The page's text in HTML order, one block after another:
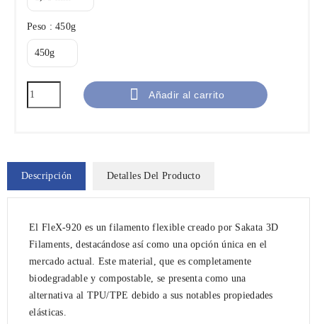
Peso : 450g
 Añadir al carrito
Descripción Detalles Del Producto
El FleX-920 es un filamento flexible creado por Sakata 3D
Filaments, destacándose así como una opción única en el
mercado actual. Este material, que es completamente
biodegradable y compostable, se presenta como una
alternativa al TPU/TPE debido a sus notables propiedades
elásticas.